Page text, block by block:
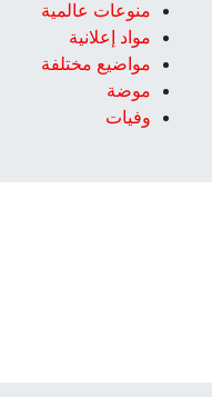
منوعات عالمية
مواد إعلانية
مواضيع مختلفة
موضة
وفيات